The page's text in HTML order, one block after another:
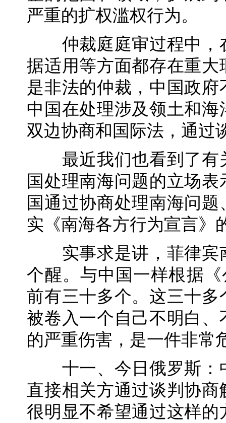
严重的扩权滥权行为。
仲裁庭庭审过程中，
据适用等方面都存在重
是非法的仲裁，中国政
中国在处理涉及领土和
双边协商和国际法，通过
最近我们也看到了有
国处理南海问题的立场
国通过协商处理南海问
实《南海各方行为宣言》
实事求是讲，菲律宾
个醒。与中国一样根据
前有三十多个。这三十
被卷入一个自己不明白
的严重伤害，是一件非常
十一、今日俄罗斯：
直接相关方通过谈判协
很明显不希望通过这样